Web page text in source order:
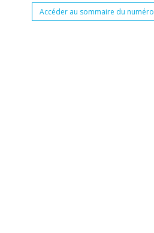
Accéder au sommaire du numéro